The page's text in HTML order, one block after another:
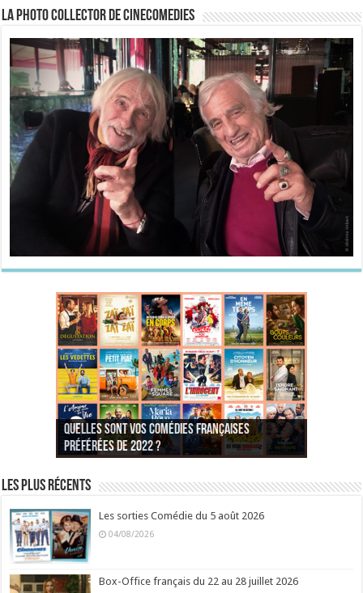
La Photo collector de CineComedies
Quelles sont vos comédies françaises
préférées de 2022 ?
Quel est votre personnage préféré du Père
Noël est une ordure ?
Quelles sont vos comédies françaises
préférées de 2021 ?
Quel est votre « Gendarme » préféré ?
Quels sont vos 3 comédies de Jean-Marie Poiré
préférées ?
Quel est votre « Tati » préféré ?
Quel est votre « bronzé » préféré ?
Les plus récents
Les sorties Comédie du 5 août 2026
04/08/2026
Box-Office français du 22 au 28 juillet 2026